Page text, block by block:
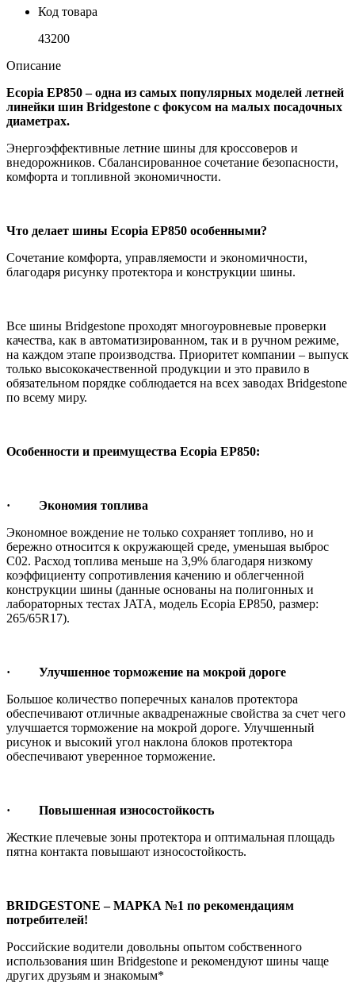
Код товара
43200
Описание
Ecopia EP850 – одна из самых популярных моделей летней
линейки шин Bridgestone c фокусом на малых посадочных
диаметрах.
Энергоэффективные летние шины для кроссоверов и
внедорожников. Сбалансированное сочетание безопасности,
комфорта и топливной экономичности.
Что делает шины Ecopia EP850 особенными?
Сочетание комфорта, управляемости и экономичности,
благодаря рисунку протектора и конструкции шины.
Все шины Bridgestone проходят многоуровневые проверки
качества, как в автоматизированном, так и в ручном режиме,
на каждом этапе производства. Приоритет компании – выпуск
только высококачественной продукции и это правило в
обязательном порядке соблюдается на всех заводах Bridgestone
по всему миру.
Особенности и преимущества Ecopia EP850:
· Экономия топлива
Экономное вождение не только сохраняет топливо, но и
бережно относится к окружающей среде, уменьшая выброс
C02. Расход топлива меньше на 3,9% благодаря низкому
коэффициенту сопротивления качению и облегченной
конструкции шины (данные основаны на полигонных и
лабораторных тестах JATA, модель Ecopia EP850, размер:
265/65R17).
· Улучшенное торможение на мокрой дороге
Большое количество поперечных каналов протектора
обеспечивают отличные аквадренажные свойства за счет чего
улучшается торможение на мокрой дороге. Улучшенный
рисунок и высокий угол наклона блоков протектора
обеспечивают уверенное торможение.
· Повышенная износостойкость
Жесткие плечевые зоны протектора и оптимальная площадь
пятна контакта повышают износостойкость.
BRIDGESTONE – МАРКА №1 по рекомендациям
потребителей!
Российские водители довольны опытом собственного
использования шин Bridgestone и рекомендуют шины чаще
других друзьям и знакомым*